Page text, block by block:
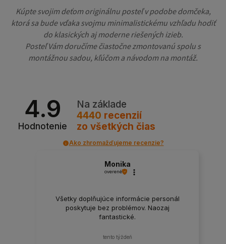
Kúpte svojim deťom originálnu posteľ v podobe domčeka,
ktorá sa bude vďaka svojmu minimalistickému vzhľadu hodiť
do klasických aj moderne riešených izieb.
Posteľ Vám doručíme čiastočne zmontovanú spolu s
montážnou sadou, kľúčom a návodom na montáž.
4.9
Hodnotenie
Na základe
4440 recenzií
zo všetkých čias
Ako zhromažďujeme recenzie?
Monika
overené
Všetky doplňujúce informácie personál
poskytuje bez problémov. Naozaj
fantastické.
tento týždeň